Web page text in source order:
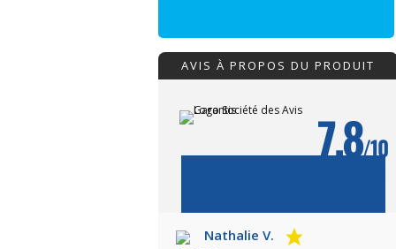
AVIS À PROPOS DU PRODUIT
L'ATTESTATION
7.8/10
Nathalie V.